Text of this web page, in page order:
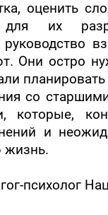
оценить
для их
Они остро
со
которые,
и
жизнь.
психолог